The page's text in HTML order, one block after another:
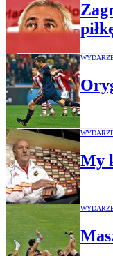
My